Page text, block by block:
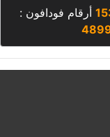
أرقام فودافون :